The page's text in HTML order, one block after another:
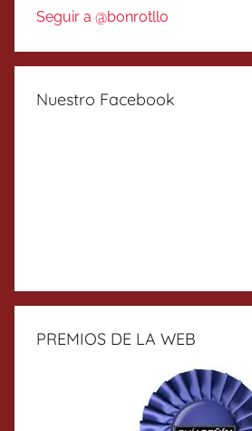
Seguir a @bonrotllo
Nuestro Facebook
PREMIOS DE LA WEB